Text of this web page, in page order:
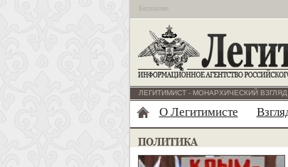
Бесплатно
ЛЕГИТИМИСТ - МОНАРХИЧЕСКИЙ
О Легитимисте